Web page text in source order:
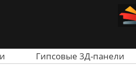
Гипсовые 3Д-панели